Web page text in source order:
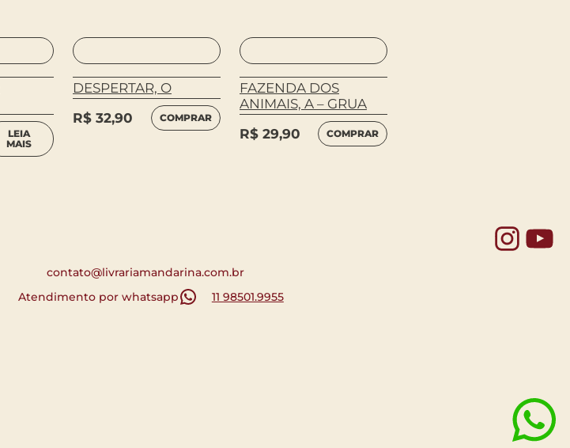
LEIA
MAIS
DESPERTAR, O
R$ 32,90 COMPRAR
FAZENDA DOS
ANIMAIS, A – GRUA
R$ 29,90 COMPRAR
contato@livrariamandarina.com.br
Atendimento por whatsapp
11 98501.9955